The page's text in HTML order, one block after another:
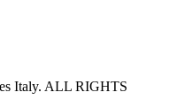
Italy. ALL RIGHTS